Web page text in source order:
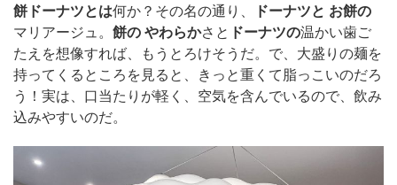
餅ドーナツとは何か？その名の通り、 ドーナツと お餅の
マリアージュ。 餅のやわらかさと ドーナツの温かい歯ご
たえを想像すれば、もうとろけそうだ。で、大盛りの麺を
持ってくるところを見ると、きっと重くて脂っこいのだろ
う！実は、口当たりが軽く、空気を含んでいるので、飲み
込みやすいのだ。